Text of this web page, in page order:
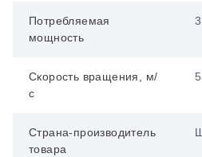
Потребляемая
мощность
Скорость вращения, м/
с
Страна-производитель
товара